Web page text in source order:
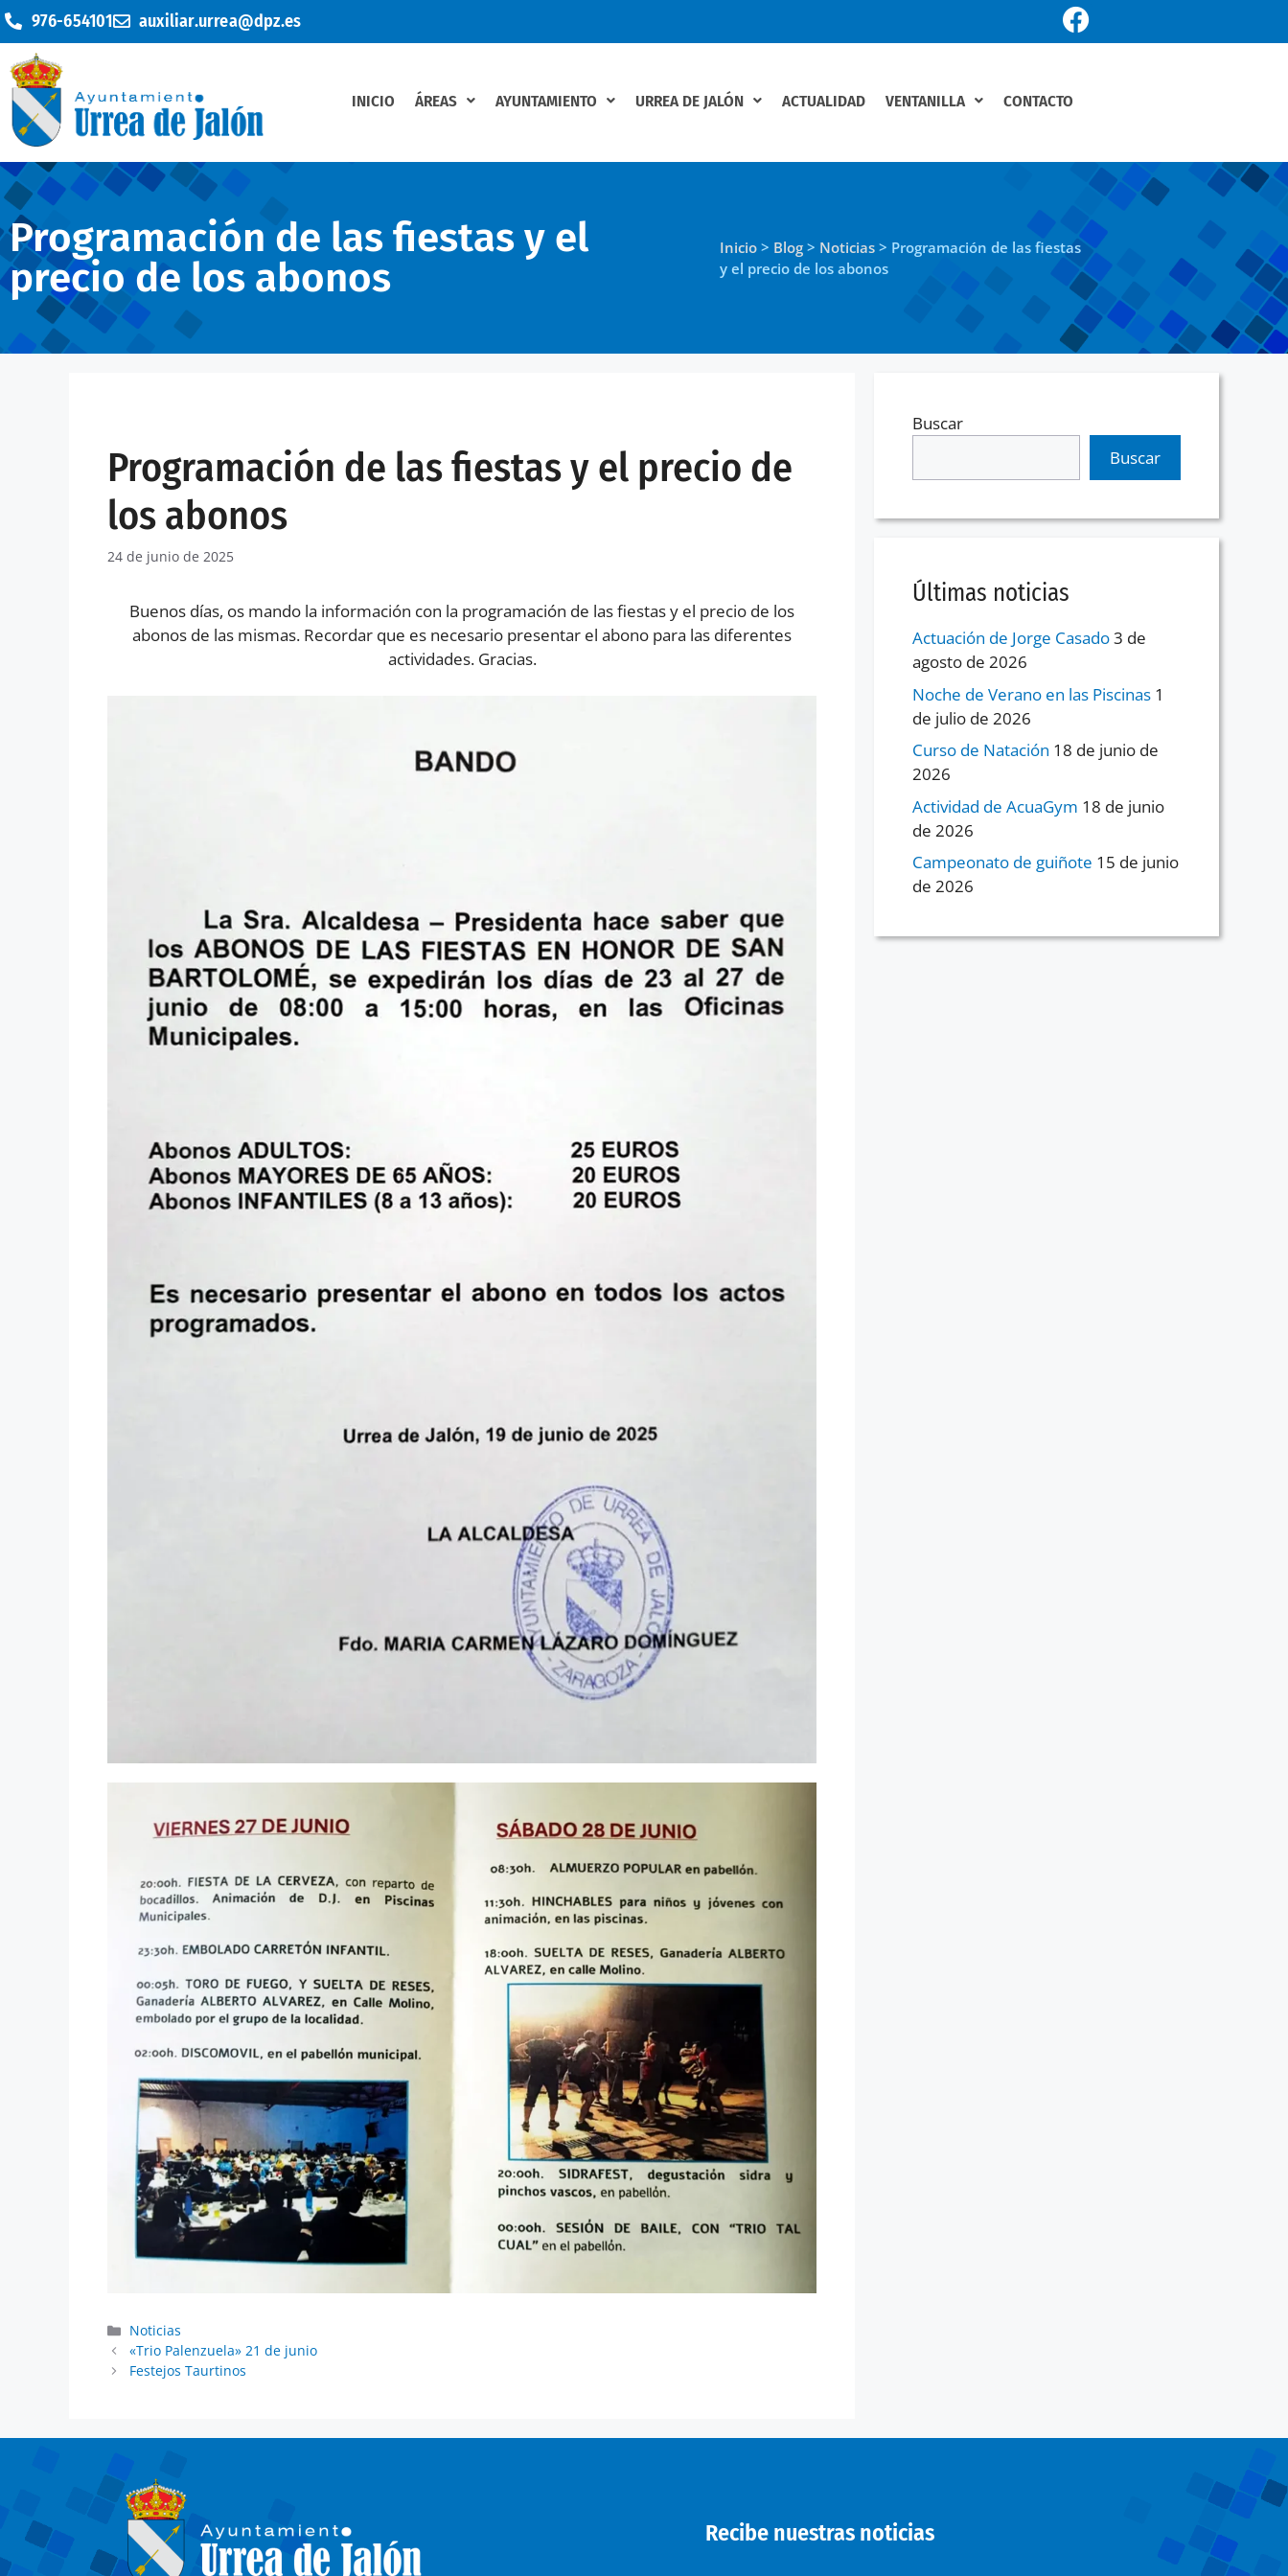
976-654101 auxiliar.urrea@dpz.es
INICIO ÁREAS AYUNTAMIENTO URREA DE JALÓN ACTUALIDAD VENTANILLA CONTACTO
Programación de las fiestas y el
precio de los abonos
Inicio > Blog > Noticias > Programación de las fiestas
y el precio de los abonos
Programación de las fiestas y el precio de
los abonos
24 de junio de 2025
Buenos días, os mando la información con la programación de las fiestas y el precio de los
abonos de las mismas. Recordar que es necesario presentar el abono para las diferentes
actividades. Gracias.
Noticias
«Trio Palenzuela» 21 de junio
Festejos Taurtinos
Buscar
Buscar
Últimas noticias
Actuación de Jorge Casado3 de
agosto de 2026
Noche de Verano en las Piscinas 1
de julio de 2026
Curso de Natación 18 de junio de
2026
Actividad de AcuaGym 18 de junio
de 2026
Campeonato de guiñote 15 de junio
de 2026
Recibe nuestras noticias